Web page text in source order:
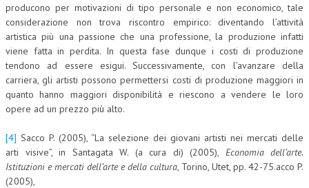
producono per motivazioni di tipo personale e non economico, tale
considerazione non trova riscontro empirico: diventando l’attività
artistica più una passione che una professione, la produzione infatti
viene fatta in perdita. In questa fase dunque i costi di produzione
tendono ad essere esigui. Successivamente, con l’avanzare della
carriera, gli artisti possono permettersi costi di produzione maggiori in
quanto hanno maggiori disponibilità e riescono a vendere le loro
opere ad un prezzo più alto.
[4] Sacco P. (2005), “La selezione dei giovani artisti nei mercati delle
arti visive”, in Santagata W. (a cura di) (2005), Economia dell’arte.
Istituzioni e mercati dell’arte e della cultura, Torino, Utet, pp. 42-75.acco P.
(2005),